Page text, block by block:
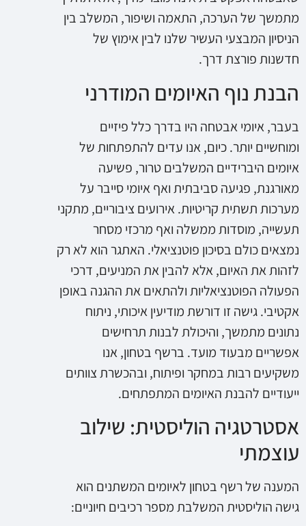
מתמשך של הערכה, התאמה ושיפור, המשלב בין
הניסיון המבצעי העשיר שלנו לבין אימוץ של
חדשנות פורצת דרך.
הבנת נוף האיומים המודרני
בעבר, איומי אבטחה היו בדרך כלל פיזיים
ומוחשיים יותר. כיום, אנו עדים להתפתחות של
איומים היברידיים המשלבים טרור, פשיעה
מאורגנת, פגיעה סביבתית ואף איומי סייבר על
מערכות תשתית קריטיות. אירועים ציבוריים, מתקני
תעשייה, מוסדות ממשלה ואף מרכזי מסחר
נמצאים כולם בסיכון פוטנציאלי. האתגר הוא לא רק
לזהות את האיום, אלא להבין את המניעים, דרכי
הפעולה הפוטנציאליות ולהתאים את ההגנה באופן
אקטיבי. גישה זו דורשת מודיעין איכותי, ניתוח
נתונים מתמשך, והיכולת לבנות תרחישים
אפשריים מבעוד מועד. ברשף בטחון, אנו
משקיעים רבות במחקר ופיתוח, ובהכשרת צוותים
ייעודיים להבנת האיומים המתפתחים.
אסטרטגיה הוליסטית: שילוב
עוצמתי
המענה של רשף בטחון לאיומים המשתנים הוא
גישה הוליסטית המשלבת מספר רכיבים חיוניים: